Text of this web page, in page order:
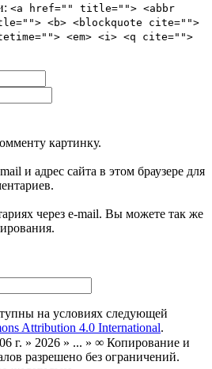
<a href="" title=""> <abbr
<b> <blockquote cite="">
<em> <i> <q cite="">
картинку.
и адрес сайта в этом браузере для
через e-mail. Вы можете так же
на условиях следующей
Attribution 4.0 International.
г. » 2026 » ... » ∞ Копирование и
разрешено без ограничений.